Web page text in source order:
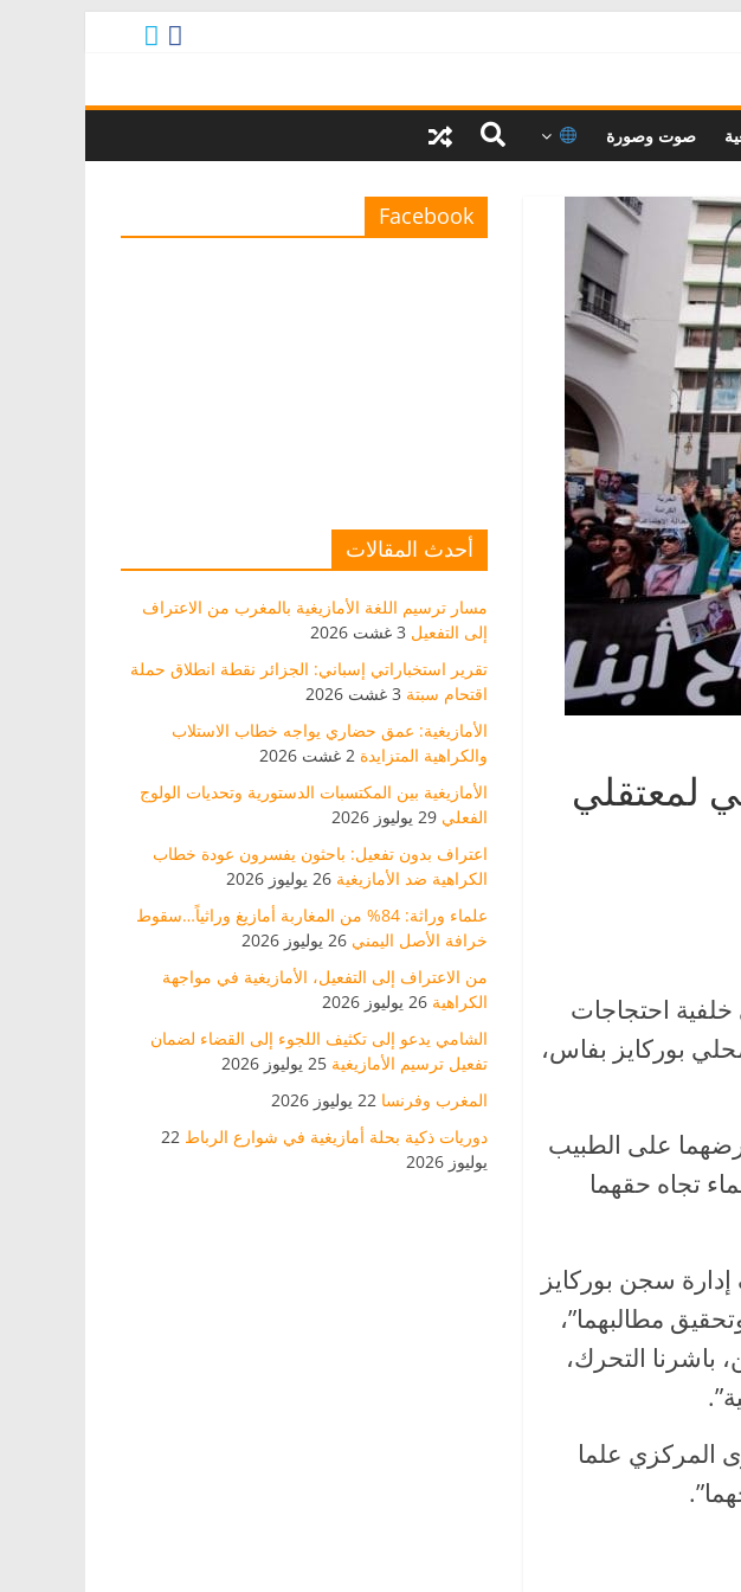
صوت وصورة
لمعتقلي
خلفية احتجاجات
بوركايز بفاس،
على الطبيب
تجاه حقهما
سجن بوركايز
مطالبهما”،
باشرنا التحرك،
المركزي علما
Facebook
أحدث المقالات
مسار ترسيم اللغة الأمازيغية بالمغرب من الاعتراف
إلى التفعيل 3 غشت 2026
تقرير استخباراتي إسباني: الجزائر نقطة انطلاق حملة
اقتحام سبتة 3 غشت 2026
الأمازيغية: عمق حضاري يواجه خطاب الاستلاب
والكراهية المتزايدة 2 غشت 2026
الأمازيغية بين المكتسبات الدستورية وتحديات الولوج
الفعلي 29 يوليوز 2026
اعتراف بدون تفعيل: باحثون يفسرون عودة خطاب
الكراهية ضد الأمازيغية 26 يوليوز 2026
علماء وراثة: 84% من المغاربة أمازيغ وراثياً…سقوط
خرافة الأصل اليمني 26 يوليوز 2026
من الاعتراف إلى التفعيل، الأمازيغية في مواجهة
الكراهية 26 يوليوز 2026
الشامي يدعو إلى تكثيف اللجوء إلى القضاء لضمان
تفعيل ترسيم الأمازيغية 25 يوليوز 2026
المغرب وفرنسا 22 يوليوز 2026
دوريات ذكية بحلة أمازيغية في شوارع الرباط 22
يوليوز 2026